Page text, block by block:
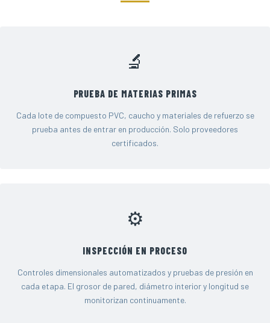
🔬
PRUEBA DE MATERIAS PRIMAS
Cada lote de compuesto PVC, caucho y materiales de refuerzo se
prueba antes de entrar en producción. Solo proveedores
certificados.
⚙️
INSPECCIÓN EN PROCESO
Controles dimensionales automatizados y pruebas de presión en
cada etapa. El grosor de pared, diámetro interior y longitud se
monitorizan continuamente.